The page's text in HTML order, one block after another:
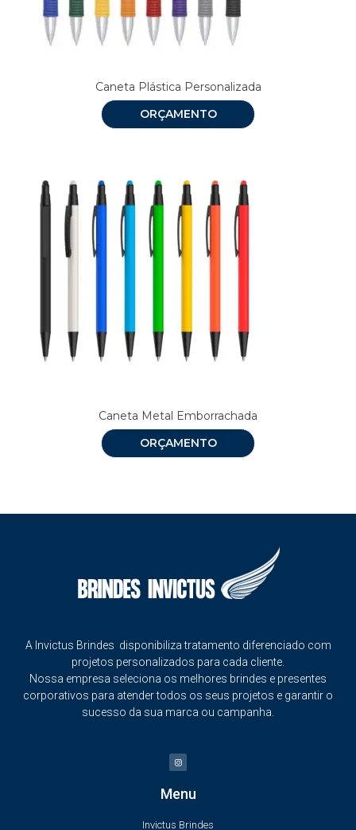
Caneta Plástica Personalizada
ORÇAMENTO
Caneta Metal Emborrachada
ORÇAMENTO
A Invictus Brindes disponibiliza tratamento diferenciado com
projetos personalizados para cada cliente.
Nossa empresa seleciona os melhores brindes e presentes
corporativos para atender todos os seus projetos e garantir o
sucesso da sua marca ou campanha.
Menu
Invictus Brindes